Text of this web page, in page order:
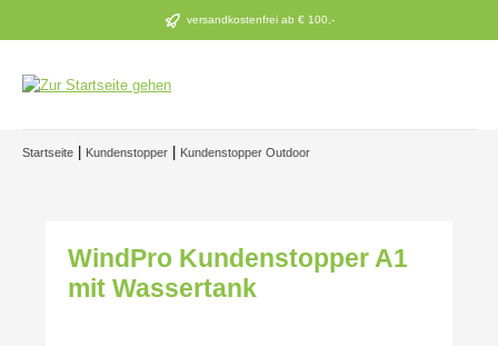
Zum Hauptinhalt springen versandkostenfrei ab € 100,-
Startseite Kundenstopper Kundenstopper Outdoor
WindPro Kundenstopper A1
mit Wassertank